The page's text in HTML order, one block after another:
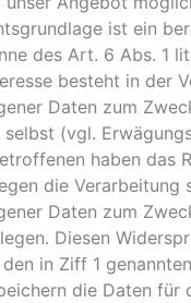
ist ein
des Art. 6 Abs. 1
besteht in der
Daten zum
(vgl.
haben das
die Verarbeitung
Daten zum
Diesen
in Ziff 1
die Daten für